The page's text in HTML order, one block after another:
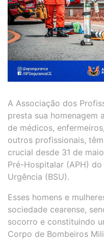
A Associação dos
presta sua homenagem
de médicos,
outros profissionais,
crucial desde 31 de
Pré-Hospitalar (APH)
Urgência (BSU).
Esses homens e
sociedade cearense,
socorro e constituindo
Corpo de Bombeiros